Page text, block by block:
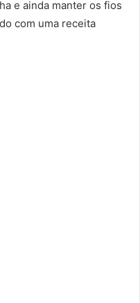
e ainda manter os fios
com uma receita